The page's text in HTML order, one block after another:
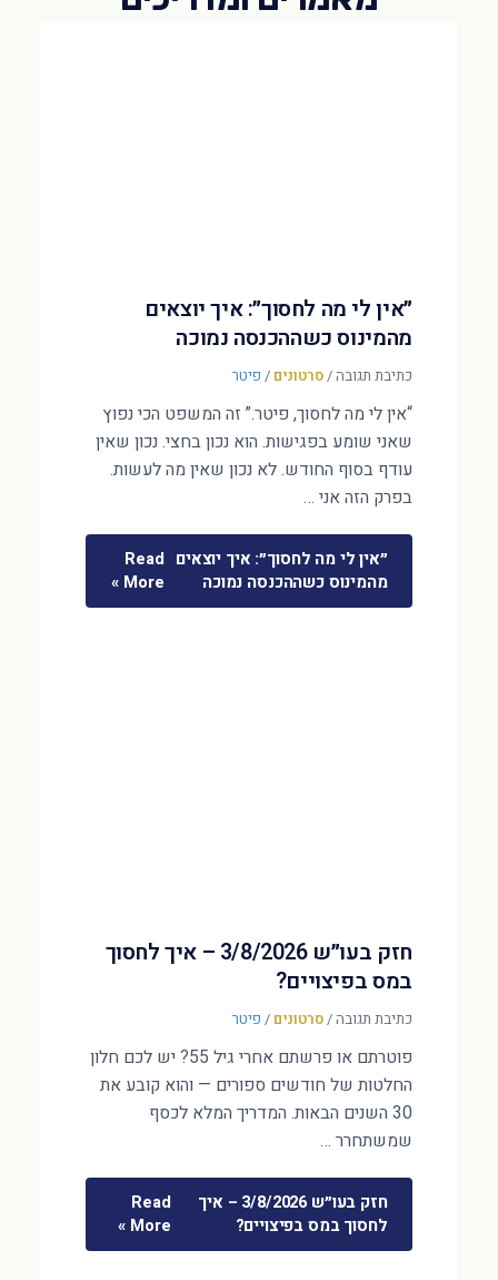
״אין לי מה לחסוך״: איך יוצאים
מהמינוס כשההכנסה נמוכה
כתיבת תגובה/סרטונים / פיטר
“אין לי מה לחסוך, פיטר.” זה המשפט הכי נפוץ
שאני שומע בפגישות. הוא נכון בחצי. נכון שאין
עודף בסוף החודש. לא נכון שאין מה לעשות.
בפרק הזה אני …
״אין לי מה לחסוך״: איך יוצאים
מהמינוס כשההכנסה נמוכה
Read
More »
חזק בעו״ש 3/8/2026 – איך לחסוך
במס בפיצויים?
כתיבת תגובה/סרטונים / פיטר
פוטרתם או פרשתם אחרי גיל 55? יש לכם חלון
החלטות של חודשים ספורים — והוא קובע את
30 השנים הבאות. המדריך המלא לכסף
שמשתחרר …
חזק בעו״ש 3/8/2026 – איך
לחסוך במס בפיצויים?
Read
More »